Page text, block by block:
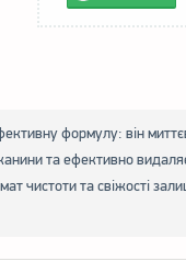
формулу: він
та ефективно
чистоти та свіжості